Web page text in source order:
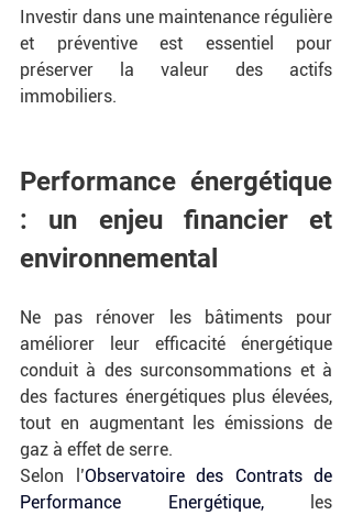
Investir dans une maintenance régulière
et préventive est essentiel pour
préserver la valeur des actifs
immobiliers.
Performance énergétique
: un enjeu financier et
environnemental
Ne pas rénover les bâtiments pour
améliorer leur efficacité énergétique
conduit à des surconsommations et à
des factures énergétiques plus élevées,
tout en augmentant les émissions de
gaz à effet de serre.
Selon l’Observatoire des Contrats de
Performance Energétique, les